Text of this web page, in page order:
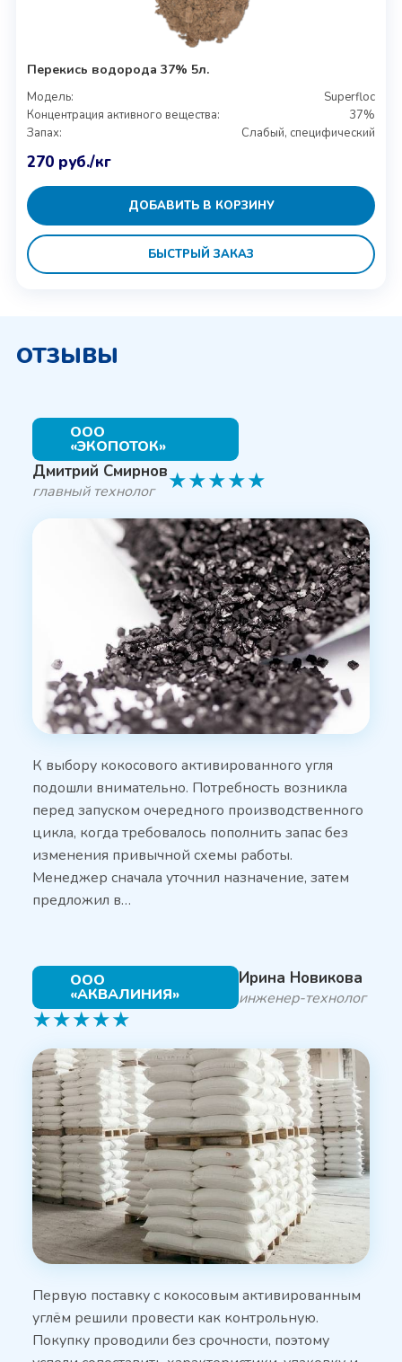
Перекись водорода 37% 5л.
Модель:
Superfloc
Концентрация активного вещества:
37%
Запах:
Слабый, специфический
270 руб./кг
ДОБАВИТЬ В КОРЗИНУ
БЫСТРЫЙ ЗАКАЗ
ОТЗЫВЫ
ООО
«ЭКОПОТОК»
Дмитрий Смирнов
главный технолог ★★★★★
К выбору кокосового активированного угля
подошли внимательно. Потребность возникла
перед запуском очередного производственного
цикла, когда требовалось пополнить запас без
изменения привычной схемы работы.
Менеджер сначала уточнил назначение, затем
предложил в…
ООО
«АКВАЛИНИЯ»
Ирина Новикова
инженер-технолог
★★★★★
Первую поставку с кокосовым активированным
углём решили провести как контрольную.
Покупку проводили без срочности, поэтому